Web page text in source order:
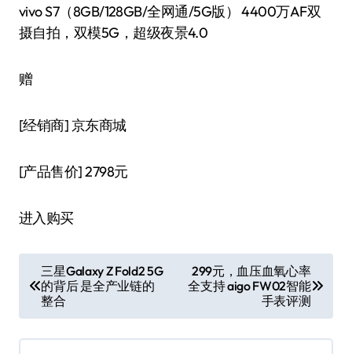
vivo S7（8GB/128GB/全网通/5G版） 4400万AF双
摄自拍，双模5G，超级夜景4.0
赠
[经销商]京东商城
[产品售价]2798元
进入购买
章
导
航
三星Galaxy Z Fold2 5G
的背后 是全产业链的
整合
299元，血压血氧心率
全支持 aigo FW02智能
手表评测